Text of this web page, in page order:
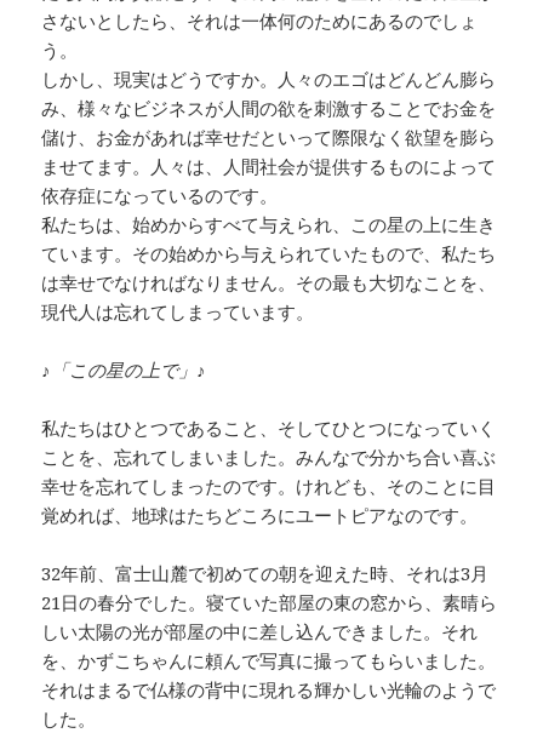
さないとしたら、それは一体何のためにあるのでしょ
う。
しかし、現実はどうですか。人々のエゴはどんどん膨ら
み、様々なビジネスが人間の欲を刺激することでお金を
儲け、お金があれば幸せだといって際限なく欲望を膨ら
ませてます。人々は、人間社会が提供するものによって
依存症になっているのです。
私たちは、始めからすべて与えられ、この星の上に生き
ています。その始めから与えられていたもので、私たち
は幸せでなければなりません。その最も大切なことを、
現代人は忘れてしまっています。
♪「この星の上で」♪
私たちはひとつであること、そしてひとつになっていく
ことを、忘れてしまいました。みんなで分かち合い喜ぶ
幸せを忘れてしまったのです。けれども、そのことに目
覚めれば、地球はたちどころにユートピアなのです。
32年前、富士山麓で初めての朝を迎えた時、それは3月
21日の春分でした。寝ていた部屋の東の窓から、素晴ら
しい太陽の光が部屋の中に差し込んできました。それ
を、かずこちゃんに頼んで写真に撮ってもらいました。
それはまるで仏様の背中に現れる輝かしい光輪のようで
した。